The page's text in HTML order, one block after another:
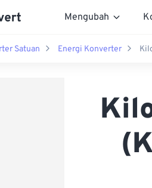
Mengubah
Satuan Energi Konverter